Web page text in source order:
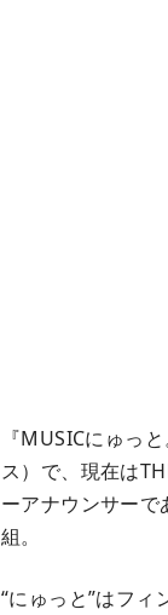
『MUSICにゅっ
ス）で、現在は
ーアナウンサー
組。
“にゅっと”はフ